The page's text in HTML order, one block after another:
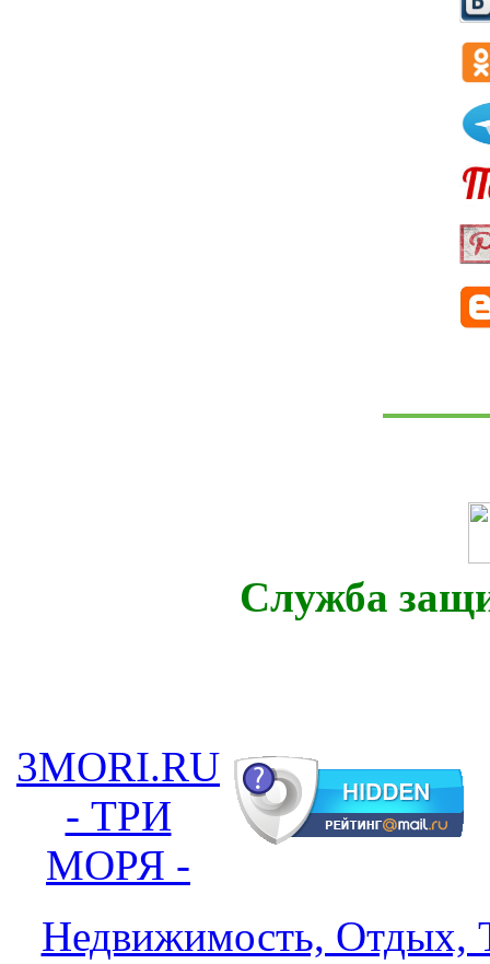
Служба
3MORI.RU
- ТРИ
МОРЯ -
Недвижимость, Отдых,